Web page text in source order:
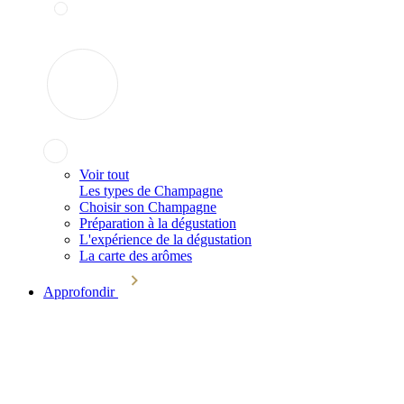
Voir tout
Les types de Champagne
Choisir son Champagne
Préparation à la dégustation
L'expérience de la dégustation
La carte des arômes
Approfondir